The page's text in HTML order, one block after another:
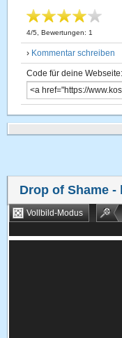
4/5 , Bewertungen: 1
› Kommentar schreiben
Code für deine Webseite:
Drop of Shame -
Vollbild-Modus